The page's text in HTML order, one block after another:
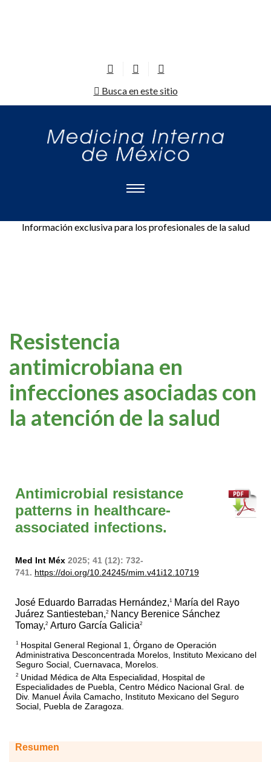
Busca en este sitio
Información exclusiva para los profesionales de la salud
Resistencia
antimicrobiana en
infecciones asociadas con
la atención de la salud
Antimicrobial resistance
patterns in healthcare-
associated infections.
Med Int Méx 2025; 41 (12): 732-
741. https://doi.org/10.24245/mim.v41i12.10719
José Eduardo Barradas Hernández,1
María del Rayo
Juárez Santiesteban,2
Nancy Berenice Sánchez
Tomay,2 Arturo García Galicia2
1 Hospital General Regional 1, Órgano de Operación
Administrativa Desconcentrada Morelos, Instituto Mexicano del
Seguro Social, Cuernavaca, Morelos.
2 Unidad Médica de Alta Especialidad, Hospital de
Especialidades de Puebla, Centro Médico Nacional Gral. de
Div. Manuel Ávila Camacho, Instituto Mexicano del Seguro
Social, Puebla de Zaragoza.
Resumen